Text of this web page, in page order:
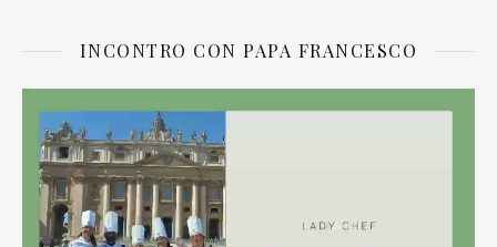
INCONTRO CON PAPA FRANCESCO
Player